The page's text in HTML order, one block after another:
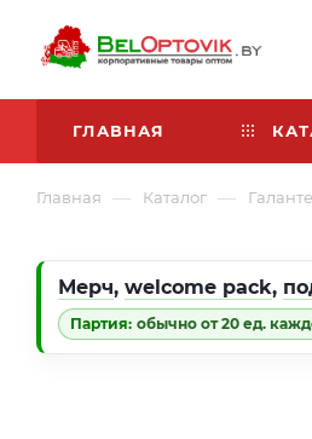
ГЛАВНАЯ
Главная — Каталог —
Мерч, welcome pack,
Партия: обычно от 20 ед.